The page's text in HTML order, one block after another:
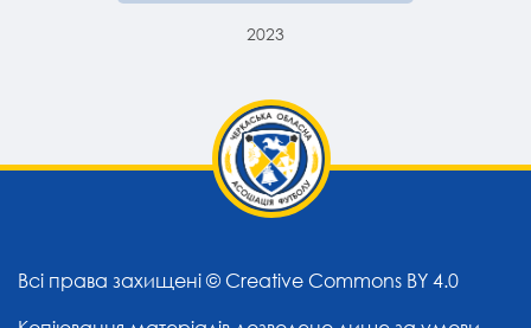
2023
Всі права захищені © Creative Commons BY 4.0